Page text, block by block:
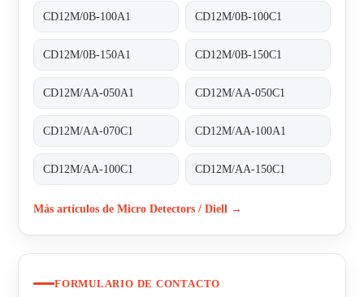
CD12M/0B-100A1 CD12M/0B-100C1
CD12M/0B-150A1 CD12M/0B-150C1
CD12M/AA-050A1 CD12M/AA-050C1
CD12M/AA-070C1 CD12M/AA-100A1
CD12M/AA-100C1 CD12M/AA-150C1
Más artículos de Micro Detectors / Diell →
FORMULARIO DE CONTACTO